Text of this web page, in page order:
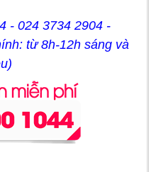
- 024 3734 2904 -
từ 8h-12h sáng và